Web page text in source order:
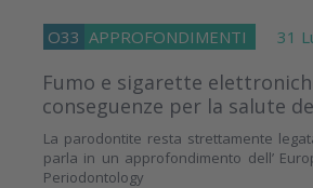
O33 APPROFONDIMENTI 31
Fumo e sigarette
conseguenze per la salute
La parodontite resta strettamente
parla in un approfondimento dell’
Periodontology